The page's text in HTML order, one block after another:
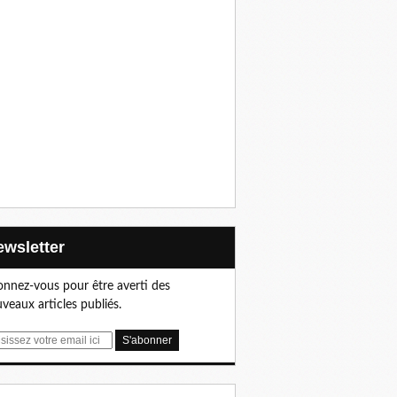
vous pour être averti des
articles publiés.